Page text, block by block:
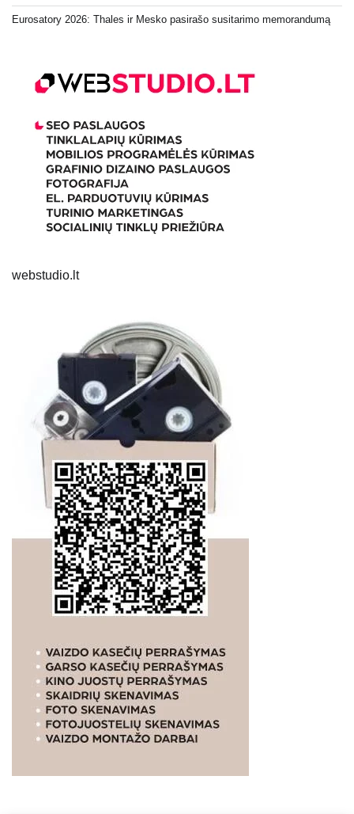
Eurosatory 2026: Thales ir Mesko pasirašo susitarimo memorandumą
webstudio.lt